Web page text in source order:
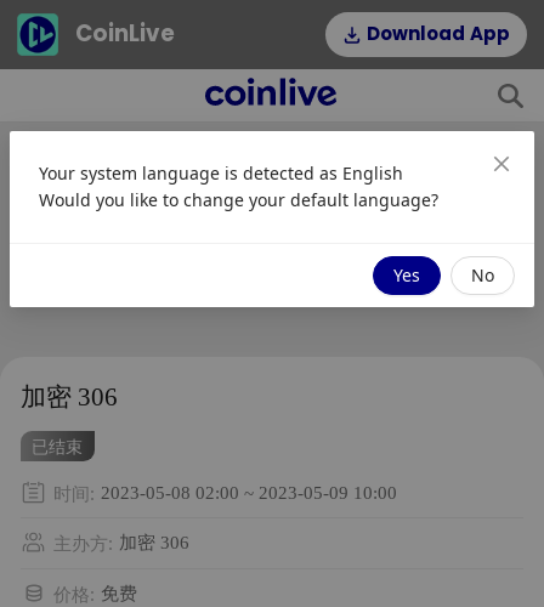
CoinLive Download App
加密 306
已结束
时间: 2023-05-08 02:00 ~ 2023-05-09 10:00
主办方: 加密 306
价格: 免费
Your system language is detected as English
Would you like to change your default language?
Yes No